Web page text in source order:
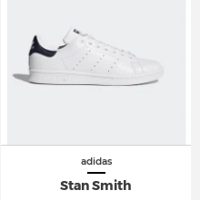
adidas
Stan Smith